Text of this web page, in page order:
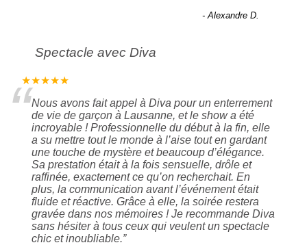
- Alexandre D.
Spectacle avec Diva
★★★★★
“Nous avons fait appel à Diva pour un enterrement
de vie de garçon à Lausanne, et le show a été
incroyable ! Professionnelle du début à la fin, elle
a su mettre tout le monde à l’aise tout en gardant
une touche de mystère et beaucoup d’élégance.
Sa prestation était à la fois sensuelle, drôle et
raffinée, exactement ce qu’on recherchait. En
plus, la communication avant l’événement était
fluide et réactive. Grâce à elle, la soirée restera
gravée dans nos mémoires ! Je recommande Diva
sans hésiter à tous ceux qui veulent un spectacle
chic et inoubliable.”